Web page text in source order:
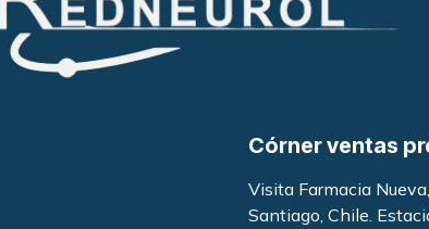
Córner ventas
Visita Farmacia
Santiago, Chile.